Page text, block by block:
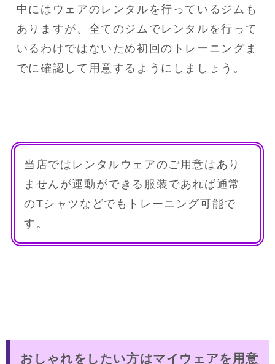
中にはウェアのレンタルを行っているジムも
ありますが、全てのジムでレンタルを行って
いるわけではないため初回のトレーニングま
でに確認して用意するようにしましょう。
当店ではレンタルウェアのご用意はあり
ませんが運動ができる服装であれば通常
のTシャツなどでもトレーニング可能で
す。
おしゃれをしたい方はマイウェアを用意